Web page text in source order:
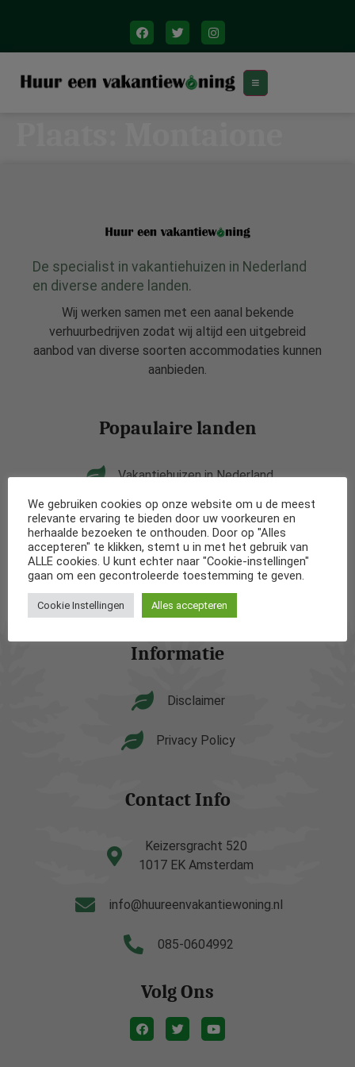
De specialist in vakantiehuizen in Nederland
en diverse andere landen.
Wij werken samen met een aanal bekende
verhuurbedrijven zodat wij altijd een uitgebreid
aanbod van diverse soorten accommodaties kunnen
aanbieden.
Popaulaire landen
Vakantiehuizen in Nederland
Vakantiehuizen in België
Vakantiehuizen in Frankrijk
Vakantiehuizen in Spanje
Informatie
Disclaimer
Privacy Policy
Contact Info
Keizersgracht 520
1017 EK Amsterdam
info@huureenvakantiewoning.nl
085-0604992
Volg Ons
We gebruiken cookies op onze website om u de meest
relevante ervaring te bieden door uw voorkeuren en
herhaalde bezoeken te onthouden. Door op "Alles
accepteren" te klikken, stemt u in met het gebruik van
ALLE cookies. U kunt echter naar "Cookie-instellingen"
gaan om een gecontroleerde toestemming te geven.
Cookie Instellingen Alles accepteren